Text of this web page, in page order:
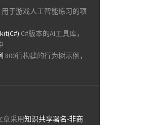
用于游戏人工智能练习的项
C#版本的AI工具库，
800行构建的行为树示例，
章采用知识共享署名-非商